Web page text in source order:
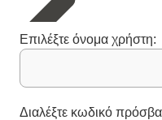
Επιλέξτε όνομα χρήστη:
Διαλέξτε κωδικό